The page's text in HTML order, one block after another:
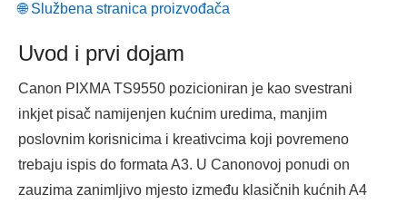
🌐 Službena stranica proizvođača
Uvod i prvi dojam
Canon PIXMA TS9550 pozicioniran je kao svestrani
inkjet pisač namijenjen kućnim uredima, manjim
poslovnim korisnicima i kreativcima koji povremeno
trebaju ispis do formata A3. U Canonovoj ponudi on
zauzima zanimljivo mjesto između klasičnih kućnih A4